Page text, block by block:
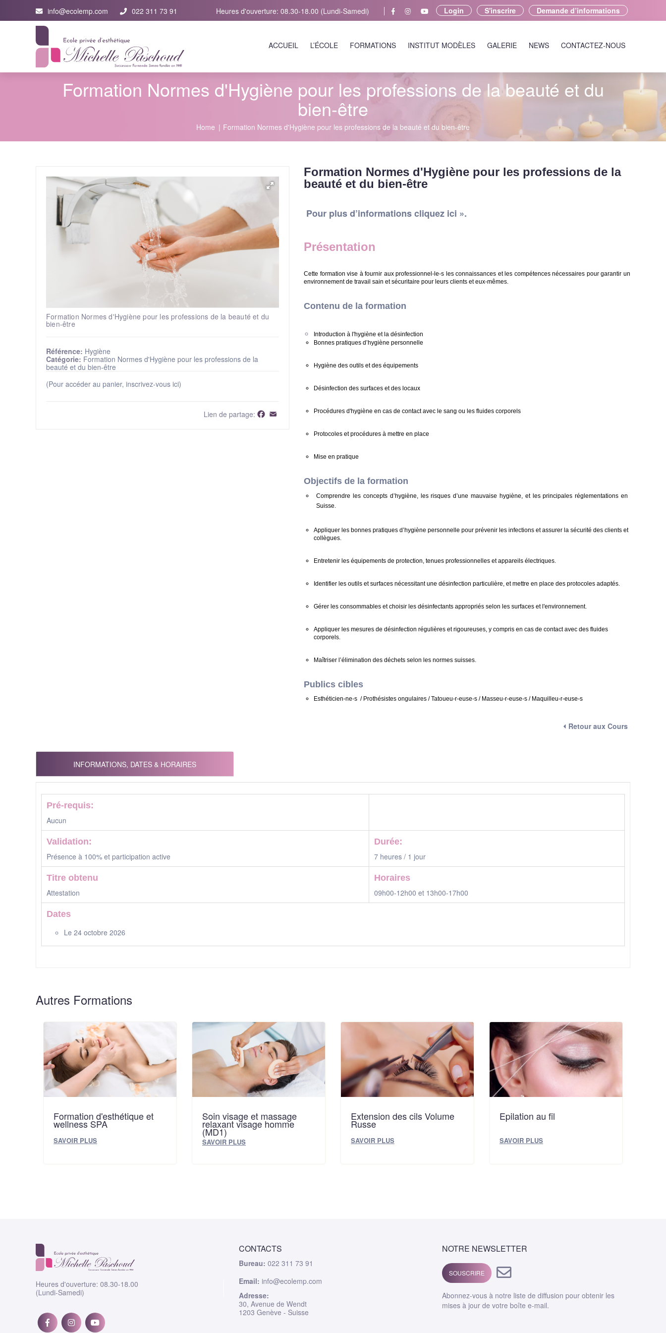
info@ecolemp.com 022 311 73 91 Heures d'ouverture: 08.30-18.00 (Lundi-Samedi) Demande d’informations
S'inscrire
Login
ACCUEIL L’ÉCOLE FORMATIONS INSTITUT MODÈLES GALERIE NEWS CONTACTEZ-NOUS
Formation Normes d'Hygiène pour les professions de la beauté et du
bien-être
Home Formation Normes d'Hygiène pour les professions de la beauté et du bien-être
Formation Normes d'Hygiène pour les professions de la beauté et du
bien-être
Référence: Hygiène
Catégorie: Formation Normes d'Hygiène pour les professions de la
beauté et du bien-être
(Pour accéder au panier, inscrivez-vous ici)
Lien de partage: Facebook
Formation Normes d'Hygiène pour les professions de la
beauté et du bien-être
Pour plus d’informations cliquez ici ».
Présentation
Cette formation vise à fournir aux professionnel-le-s les connaissances et les compétences nécessaires pour garantir un
environnement de travail sain et sécuritaire pour leurs clients et eux-mêmes.
Contenu de la formation
Introduction à l'hygiène et la désinfection
Bonnes pratiques d’hygiène personnelle
Hygiène des outils et des équipements
Désinfection des surfaces et des locaux
Procédures d'hygiène en cas de contact avec le sang ou les fluides corporels
Protocoles et procédures à mettre en place
Mise en pratique
Objectifs de la formation
Comprendre les concepts d’hygiène, les risques d’une mauvaise hygiène, et les principales réglementations en
Suisse.
Appliquer les bonnes pratiques d’hygiène personnelle pour prévenir les infections et assurer la sécurité des clients et
collègues.
Entretenir les équipements de protection, tenues professionnelles et appareils électriques.
Identifier les outils et surfaces nécessitant une désinfection particulière, et mettre en place des protocoles adaptés.
Gérer les consommables et choisir les désinfectants appropriés selon les surfaces et l'environnement.
Appliquer les mesures de désinfection régulières et rigoureuses, y compris en cas de contact avec des fluides
corporels.
Maîtriser l’élimination des déchets selon les normes suisses.
Publics cibles
Esthéticien-ne-s / Prothésistes ongulaires / Tatoueu-r-euse-s / Masseu-r-euse-s / Maquilleu-r-euse-s
⏴ Retour aux Cours
INFORMATIONS, DATES & HORAIRES
Pré-requis:
Aucun
Validation:
Présence à 100% et participation active
Durée:
7 heures / 1 jour
Titre obtenu
Attestation
Horaires
09h00-12h00 et 13h00-17h00
Dates
Le 24 octobre 2026
Autres Formations
Formation d'esthétique et
wellness SPA
SAVOIR PLUS
Soin visage et massage
relaxant visage homme
(MD1)
SAVOIR PLUS
Extension des cils Volume
Russe
SAVOIR PLUS
Epilation au fil
SAVOIR PLUS
Heures d'ouverture: 08.30-18.00
(Lundi-Samedi)
CONTACTS
Bureau: 022 311 73 91
Email: info@ecolemp.com
Adresse:
30, Avenue de Wendt
1203 Genève - Suisse
NOTRE NEWSLETTER
SOUSCRIRE
Abonnez-vous à notre liste de diffusion pour obtenir les
mises à jour de votre boîte e-mail.